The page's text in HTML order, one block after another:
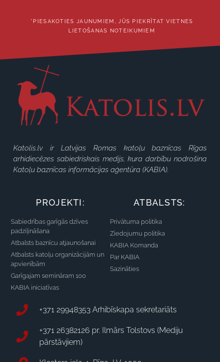
*PIESAKOTIES JAUNUMIEM, JŪS PIEKRĪTAT VIETNES
LIETOŠANAS NOTEIKUMIEM
Katolis.lv ir Latvijas Romas katoļu baznīcas Rīgas
arhidiecēzes sabiedriskais medijs, kura darbību nodrošina
Katoļu baznīcas informācijas aģentūra (KABIA).
PROJEKTI:
Sabiedrības garīgās dzīves
padziļināšana
Atbalsts baznīcu atjaunošanai
Atbalsts katoļu organizācijām un
apvienībām
Garīgajam semināram 100
KABIA iniciatīvas
ATBALSTS:
Privātuma politika
Ziedojumu politika
KABIA Komanda
Par KABIA
Sazināties
+371 29948353 Arhibīskapa sekretariāts
+371 26382126 pr. Ilmārs Tolstovs (Mediju
pārstāvjiem)